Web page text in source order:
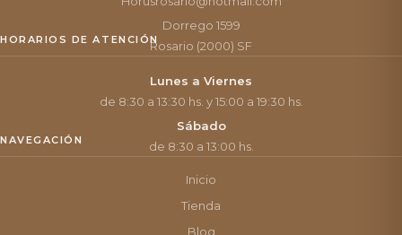
Dorrego 1599
Rosario (2000) SF
HORARIOS DE ATENCIÓN
Lunes a Viernes
de 8:30 a 13:30 hs. y 15:00 a 19:30 hs.
Sábado
de 8:30 a 13:00 hs.
NAVEGACIÓN
Inicio
Tienda
Blog